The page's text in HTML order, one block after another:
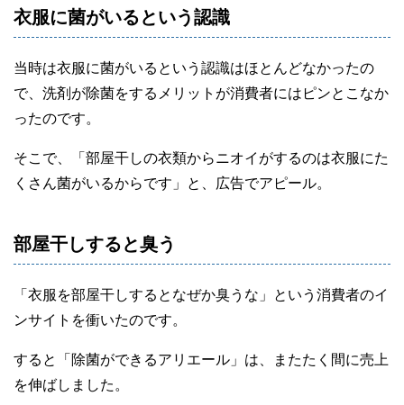
衣服に菌がいるという認識
当時は衣服に菌がいるという認識はほとんどなかったの
で、洗剤が除菌をするメリットが消費者にはピンとこなか
ったのです。
そこで、「部屋干しの衣類からニオイがするのは衣服にた
くさん菌がいるからです」と、広告でアピール。
部屋干しすると臭う
「衣服を部屋干しするとなぜか臭うな」という消費者のイ
ンサイトを衝いたのです。
すると「除菌ができるアリエール」は、またたく間に売上
を伸ばしました。